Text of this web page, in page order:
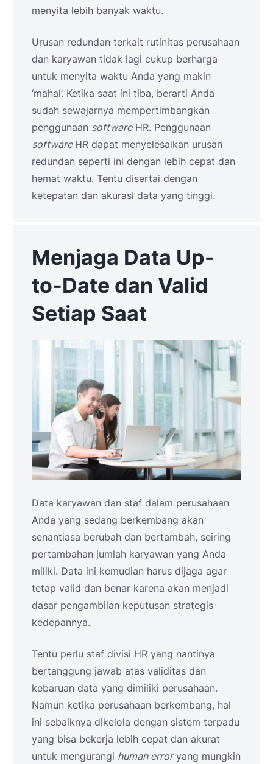
menyita lebih banyak waktu.
Urusan redundan terkait rutinitas perusahaan
dan karyawan tidak lagi cukup berharga
untuk menyita waktu Anda yang makin
‘mahal’. Ketika saat ini tiba, berarti Anda
sudah sewajarnya mempertimbangkan
penggunaan softwareHR. Penggunaan
software HR dapat menyelesaikan urusan
redundan seperti ini dengan lebih cepat dan
hemat waktu. Tentu disertai dengan
ketepatan dan akurasi data yang tinggi.
Menjaga Data Up-
to-Date dan Valid
Setiap Saat
Data karyawan dan staf dalam perusahaan
Anda yang sedang berkembang akan
senantiasa berubah dan bertambah, seiring
pertambahan jumlah karyawan yang Anda
miliki. Data ini kemudian harus dijaga agar
tetap valid dan benar karena akan menjadi
dasar pengambilan keputusan strategis
kedepannya.
Tentu perlu staf divisi HR yang nantinya
bertanggung jawab atas validitas dan
kebaruan data yang dimiliki perusahaan.
Namun ketika perusahaan berkembang, hal
ini sebaiknya dikelola dengan sistem terpadu
yang bisa bekerja lebih cepat dan akurat
untuk mengurangi human erroryang mungkin